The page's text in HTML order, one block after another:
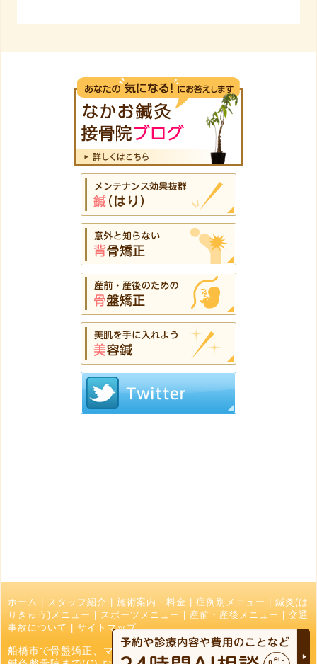
ホーム スタッフ紹介 施術案内・料金 症例別メニュー
鍼灸(は
りきゅう)メニュー
スポーツメニュー 産前・産後メニュー
交通
事故について
サイトマップ
船橋市で骨盤矯正、マッサージ、接骨院でお探しの方はなかお